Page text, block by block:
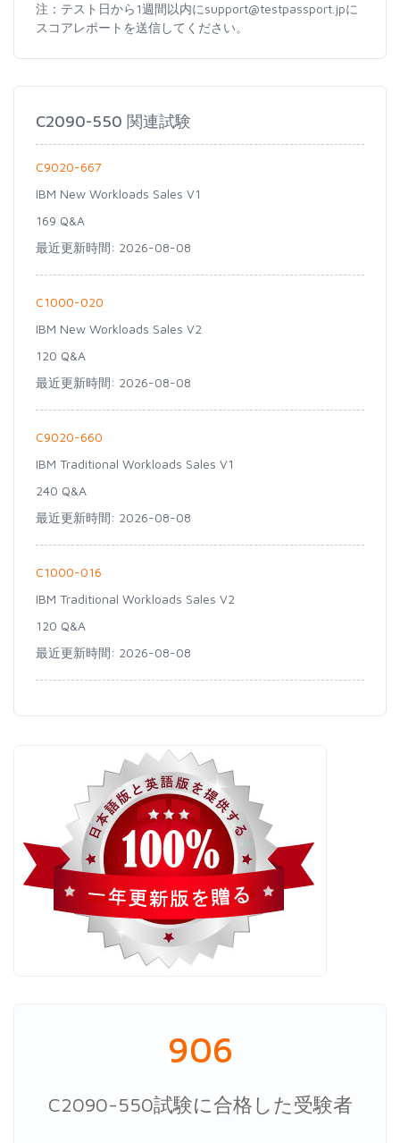
注：テスト日から1週間以内にsupport@testpassport.jpに
スコアレポートを送信してください。
C2090-550 関連試験
C9020-667
IBM New Workloads Sales V1
169 Q&A
最近更新時間: 2026-08-08
C1000-020
IBM New Workloads Sales V2
120 Q&A
最近更新時間: 2026-08-08
C9020-660
IBM Traditional Workloads Sales V1
240 Q&A
最近更新時間: 2026-08-08
C1000-016
IBM Traditional Workloads Sales V2
120 Q&A
最近更新時間: 2026-08-08
906
C2090-550試験に合格した受験者